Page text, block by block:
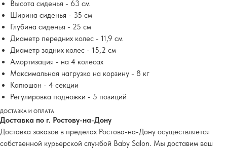
Высота сиденья - 63 см
Ширина сиденья - 35 см
Глубина сиденья - 25 см
Диаметр передних колес - 11,9 см
Диаметр задних колес - 15,2 см
Амортизация - на 4 колесах
Максимальная нагрузка на корзину - 8 кг
Капюшон - 4 секции
Регулировка подножки - 5 позиций
ДОСТАВКА И ОПЛАТА
Доставка по г. Ростову-на-Дону
Доставка заказов в пределах Ростова-на-Дону осуществляется
собственной курьерской службой Baby Salon. Мы доставим ваш